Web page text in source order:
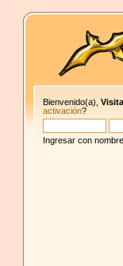
Bienvenido(a),
activación?
Ingresar con